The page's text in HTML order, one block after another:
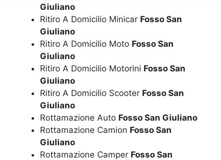
Giuliano
Ritiro A Domicilio Minicar Fosso San
Giuliano
Ritiro A Domicilio Moto Fosso San
Giuliano
Ritiro A Domicilio Motorini Fosso San
Giuliano
Ritiro A Domicilio Scooter Fosso San
Giuliano
Rottamazione Auto Fosso San Giuliano
Rottamazione Camion Fosso San
Giuliano
Rottamazione Camper Fosso San